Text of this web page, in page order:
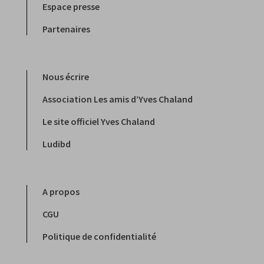
Espace presse
Partenaires
Nous écrire
Association Les amis d’Yves Chaland
Le site officiel Yves Chaland
Ludibd
A propos
CGU
Politique de confidentialité